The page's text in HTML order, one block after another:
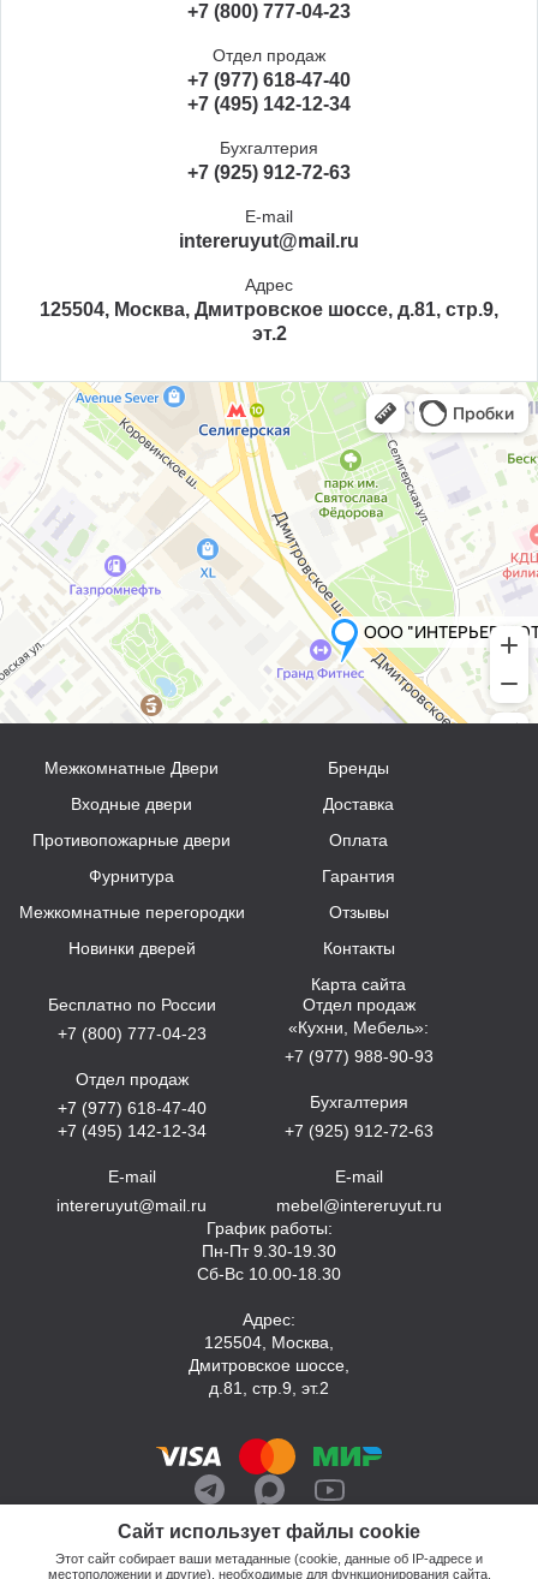
+7 (800) 777-04-23
Отдел продаж
+7 (977) 618-47-40
+7 (495) 142-12-34
Бухгалтерия
+7 (925) 912-72-63
E-mail
intereruyut@mail.ru
Адрес
125504, Москва, Дмитровское шоссе, д.81, стр.9,
эт.2
Сайт использует файлы cookie
Этот сайт собирает ваши метаданные (cookie, данные об IP-адресе и
местоположении и другие), необходимые для функционирования сайта.
Межкомнатные Двери
Входные двери
Противопожарные двери
Фурнитура
Межкомнатные перегородки
Новинки дверей
Бренды
Доставка
Оплата
Гарантия
Отзывы
Контакты
Карта сайта
Бесплатно по России
+7 (800) 777-04-23
Отдел продаж
+7 (977) 618-47-40
+7 (495) 142-12-34
E-mail
intereruyut@mail.ru
Отдел продаж
«Кухни, Мебель»:
+7 (977) 988-90-93
Бухгалтерия
+7 (925) 912-72-63
E-mail
mebel@intereruyut.ru
График работы:
Пн-Пт 9.30-19.30
Сб-Вс 10.00-18.30
Адрес:
125504, Москва,
Дмитровское шоссе,
д.81, стр.9, эт.2